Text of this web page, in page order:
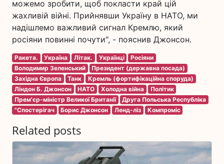
можемо зробити, щоб покласти край цій
жахливій війні. Прийнявши Україну в НАТО, ми
надішлемо важливий сигнал Кремлю, який
росіяни повинні почути", - пояснив Джонсон.
Ракета. Україна Літак. Українці
Росіяни
Володимир Зеленський
Президент (державна посада)
Західна Європа
Танк
Кремль (фортифікаційна споруда)
Ліндон Б. Джонсон
НАТО Холодна війна
Політик
Прем'єр-міністр Великої Британії
Друга Польська Республіка
"Спостерігач
Борис Джонсон Ленд-ліз Компроміс
Related posts